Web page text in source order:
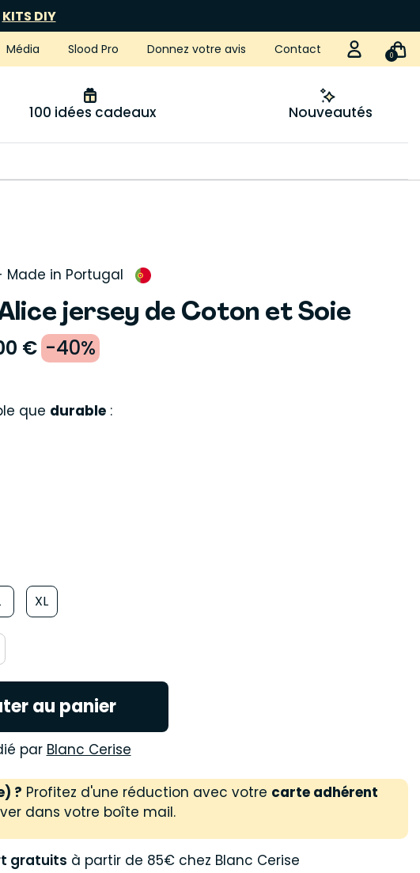
KITS DIY
Média Slood Pro Donnez votre avis Contact 0
100 idées cadeaux Nouveautés
Made in Portugal
jersey de Coton et Soie
€ -40%
que durable:
XL
au panier
par Blanc Cerise
? Profitez d'une réduction avec votre carte adhérent
dans votre boîte mail.
gratuits à partir de 85€ chez Blanc Cerise